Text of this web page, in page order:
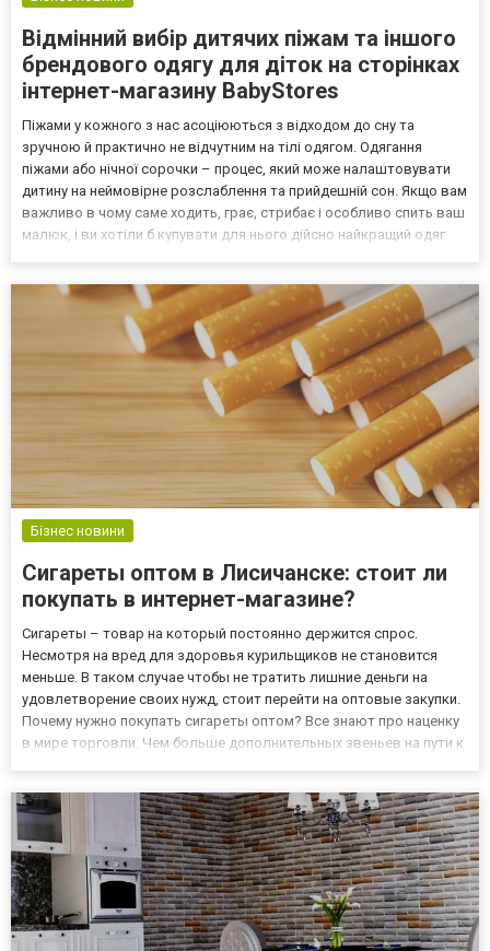
Відмінний вибір дитячих піжам та іншого
брендового одягу для діток на сторінках
інтернет-магазину BabyStores
Піжами у кожного з нас асоціюються з відходом до сну та
зручною й практично не відчутним на тілі одягом. Одягання
піжами або нічної сорочки – процес, який може налаштовувати
дитину на неймовірне розслаблення та прийдешній сон. Якщо вам
важливо в чому саме ходить, грає, стрибає і особливо спить ваш
малюк, і ви хотіли б купувати для нього дійсно найкращий одяг
Бізнес новини
Сигареты оптом в Лисичанске: стоит ли
покупать в интернет-магазине?
Сигареты – товар на который постоянно держится спрос.
Несмотря на вред для здоровья курильщиков не становится
меньше. В таком случае чтобы не тратить лишние деньги на
удовлетворение своих нужд, стоит перейти на оптовые закупки.
Почему нужно покупать сигареты оптом? Все знают про наценку
в мире торговли. Чем больше дополнительных звеньев на пути к